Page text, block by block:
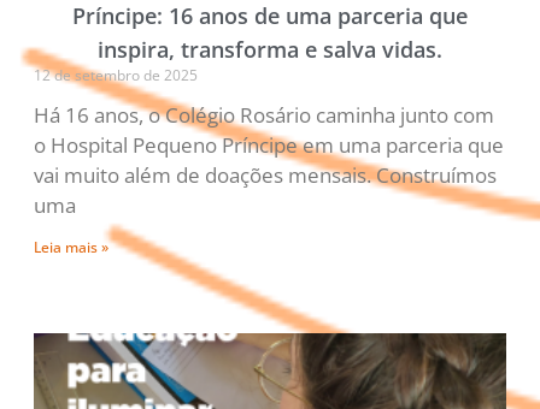
Príncipe: 16 anos de uma parceria que
inspira, transforma e salva vidas.
12 de setembro de 2025
Há 16 anos, o Colégio Rosário caminha junto com
o Hospital Pequeno Príncipe em uma parceria que
vai muito além de doações mensais. Construímos
uma
Leia mais »